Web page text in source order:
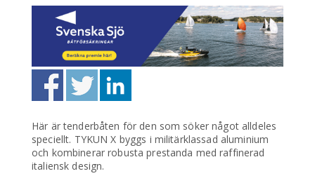
Här är tenderbåten för den som söker något alldeles
speciellt. TYKUN X byggs i militärklassad aluminium
och kombinerar robusta prestanda med raffinerad
italiensk design.